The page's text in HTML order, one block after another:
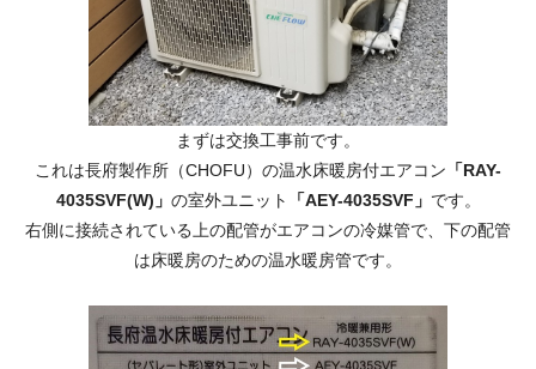
まずは交換工事前です。
これは長府製作所（CHOFU）の温水床暖房付エアコン 「RAY-
4035SVF(W)」 の室外ユニット 「AEY-4035SVF」 です。
右側に接続されている上の配管がエアコンの冷媒管で、下の配管
は床暖房のための温水暖房管です。